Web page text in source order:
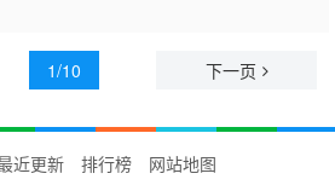
MAI 千叶进步 桐井大介
1/10 下一页
近更新 排行榜
网站地图